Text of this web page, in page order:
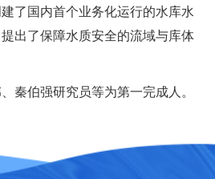
了国内首个业务化运行的水库水
出了保障水质安全的流域与库体
秦伯强研究员等为第一完成人。